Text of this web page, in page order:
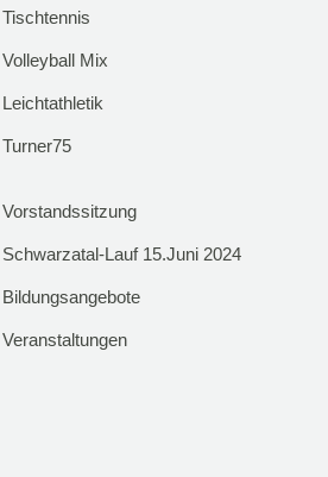
Tischtennis
Volleyball Mix
Leichtathletik
Turner75
Vorstandssitzung
Schwarzatal-Lauf 15.Juni 2024
Bildungsangebote
Veranstaltungen